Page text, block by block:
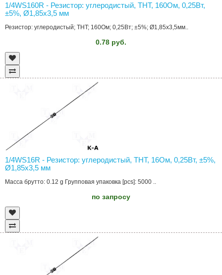
1/4WS160R - Резистор: углеродистый, THT, 160Ом, 0,25Вт,
±5%, Ø1,85x3,5 мм
Резистор: углеродистый; THT; 160Ом; 0,25Вт; ±5%; Ø1,85x3,5мм..
0.78 руб.
1/4WS16R - Резистор: углеродистый, THT, 16Ом, 0,25Вт, ±5%,
Ø1,85x3,5 мм
Масса брутто: 0.12 g Групповая упаковка [pcs]: 5000 ..
по запросу